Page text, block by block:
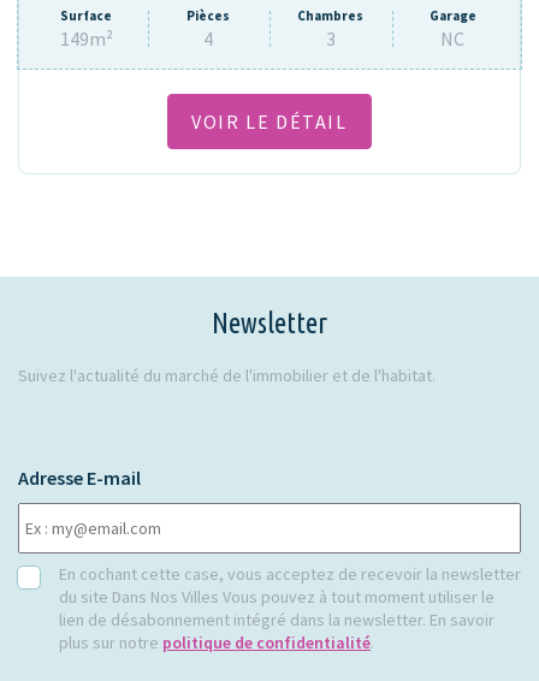
Surface
149m²
Pièces
4
Chambres
3
Garage
NC
VOIR LE DÉTAIL
Newsletter
Suivez l'actualité du marché de l'immobilier et de l'habitat.
Adresse E-mail
RGPDEn cochant cette case, vous acceptez de recevoir la newsletter
du site Dans Nos Villes Vous pouvez à tout moment utiliser le
lien de désabonnement intégré dans la newsletter. En savoir
plus sur notre politique de confidentialité.